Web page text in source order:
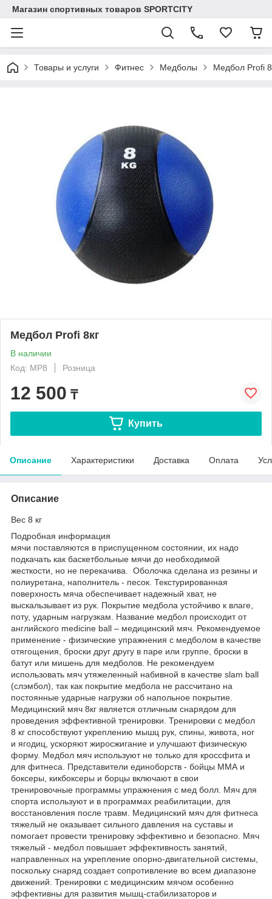
Магазин спортивных товаров SPORTCITY
Товары и услуги Фитнес Медболы Медбол Profi
Медбол Profi 8кг
В наличии
Код: MP8
Розница
12 500 ₸
Купить
Описание Характеристики Доставка Оплата
Описание
Вес 8 кг
Подробная информация
мячи поставляются в приспущенном состоянии, их надо
подкачать как баскетбольные мячи до необходимой
жесткости, но не перекачива. Оболочка сделана из резины и
полиуретана, наполнитель - песок. Текстурированная
поверхность мяча обеспечивает надежный хват, не
выскальзывает из рук. Покрытие медбола устойчиво к влаге,
поту, ударным нагрузкам. Название медбол происходит от
английского medicine ball – медицинский мяч. Рекомендуемое
применение - физические упражнения с медболом в качестве
отягощения, броски друг другу в паре или группе, броски в
батут или мишень для медболов. Не рекомендуем
использовать мяч утяжеленный набивной в качестве slam ball
(слэмбол), так как покрытие медбола не рассчитано на
постоянные ударные нагрузки об напольное покрытие.
Медицинский мяч 8кг является отличным снарядом для
проведения эффективной тренировки. Тренировки с медбол
8 кг способствуют укреплению мышц рук, спины, живота, ног
и ягодиц, ускоряют жиросжигание и улучшают физическую
форму. Медбол мяч используют не только для кроссфита и
для фитнеса. Представители единоборств - бойцы ММА и
боксеры, кикбоксеры и борцы включают в свои
тренировочные программы упражнения с мед болл. Мяч для
спорта используют и в программах реабилитации, для
восстановления после травм. Медицинский мяч для фитнеса
тяжелый не оказывает сильного давления на суставы и
помогает провести тренировку эффективно и безопасно. Мяч
тяжелый - медбол повышает эффективность занятий,
направленных на укрепление опорно-двигательной системы,
поскольку снаряд создает сопротивление во всем диапазоне
движений. Тренировки с медицинским мячом особенно
эффективны для развития мышц-стабилизаторов и